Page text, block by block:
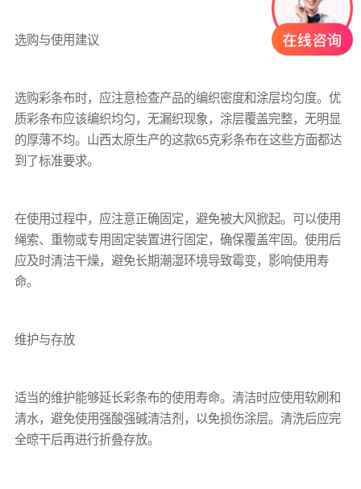
选购与使用建议
选购彩条布时，应注意检查产品的编织密度和涂层均匀度。优
质彩条布应该编织均匀，无漏织现象，涂层覆盖完整，无明显
的厚薄不均。山西太原生产的这款65克彩条布在这些方面都达
到了标准要求。
在使用过程中，应注意正确固定，避免被大风掀起。可以使用
绳索、重物或专用固定装置进行固定，确保覆盖牢固。使用后
应及时清洁干燥，避免长期潮湿环境导致霉变，影响使用寿
命。
维护与存放
适当的维护能够延长彩条布的使用寿命。清洁时应使用软刷和
清水，避免使用强酸强碱清洁剂，以免损伤涂层。清洗后应完
全晾干后再进行折叠存放。